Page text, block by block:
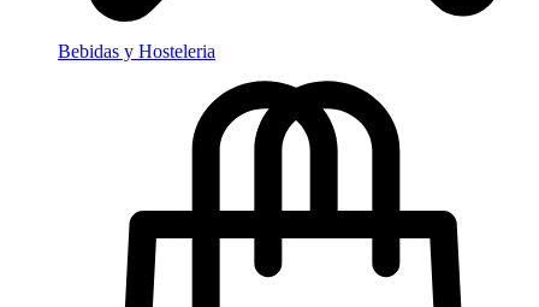
Bebidas y Hosteleria